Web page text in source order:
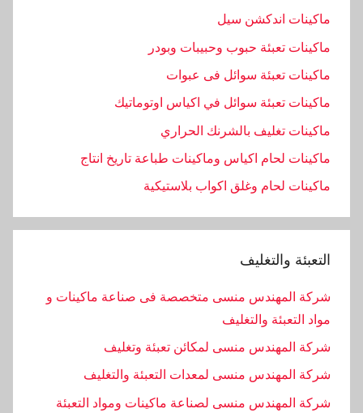
ماكينات اندكشن سيل
ماكينات تعبئة حبوب وحبيبات وبودر
ماكينات تعبئة سوائل فى عبوات
ماكينات تعبئة سوائل في اكياس اوتوماتيك
ماكينات تغليف بالشرنك الحراري
ماكينات لحام اكياس وماكينات طباعة تاريخ انتاج
ماكينات لحام وغلق اكواب بلاستيكية
التعبئة والتغليف
شركة المهندس منسى متخصصة فى صناعة ماكينات و
مواد التعبئة والتغليف
شركة المهندس منسى لمكائن تعبئة وتغليف
شركة المهندس منسى لمعدات التعبئة والتغليف
شركة المهندس منسى لصناعة ماكينات ومواد التعبئة